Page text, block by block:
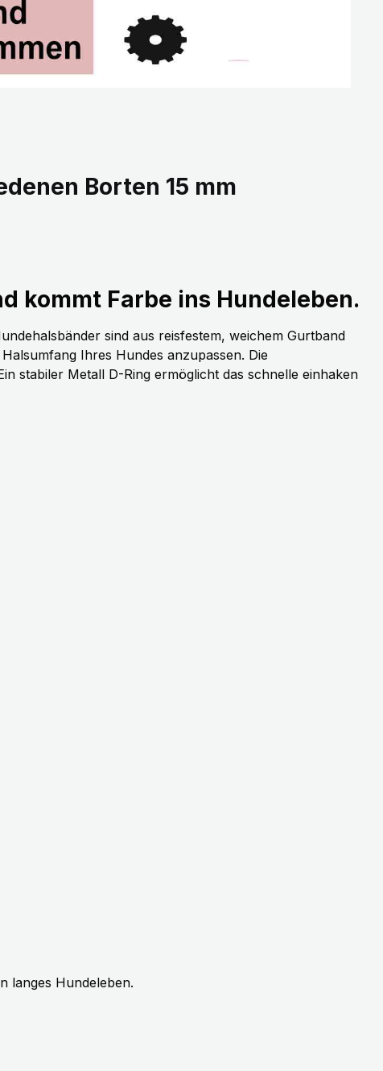
Borten 15 mm
kommt Farbe ins Hundeleben.
sind aus reisfestem, weichem Gurtband
Ihres Hundes anzupassen. Die
stabiler Metall D-Ring ermöglicht das schnelle einhaken
langes Hundeleben.